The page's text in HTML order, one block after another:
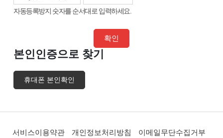
자동등록방지 숫자를 순서대로 입력하세요.
본인인증으로 찾기
휴대폰 본인확인
서비스이용약관 개인정보처리방침 이메일무단수집거부